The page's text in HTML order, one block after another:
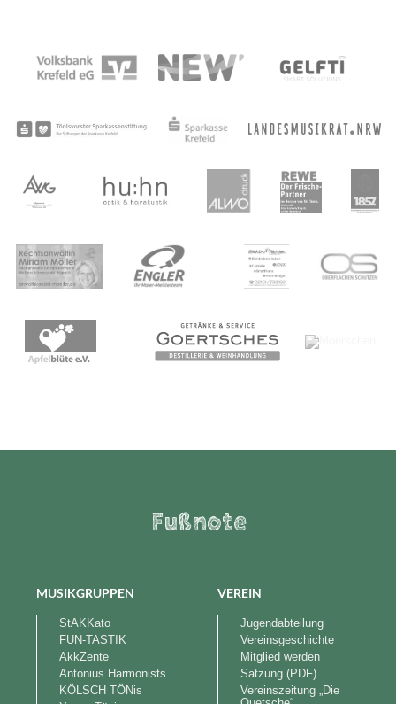
Fußnote
MUSIKGRUPPEN
StAKKato
FUN-TASTIK
AkkZente
Antonius Harmonists
KÖLSCH TÖNis
VEREIN
Jugendabteilung
Vereinsgeschichte
Mitglied werden
Satzung (PDF)
Vereinszeitung „Die